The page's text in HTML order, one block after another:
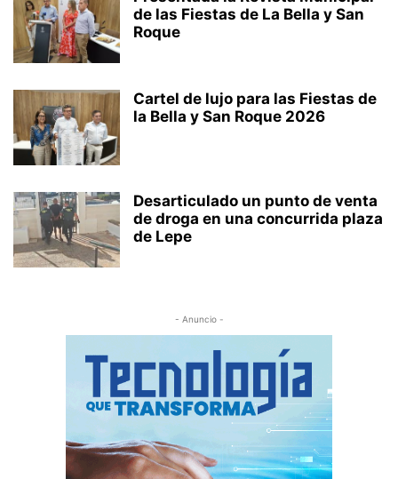
de las Fiestas de La Bella y San
Roque
Cartel de lujo para las Fiestas de
la Bella y San Roque 2026
Desarticulado un punto de venta
de droga en una concurrida plaza
de Lepe
- Anuncio -